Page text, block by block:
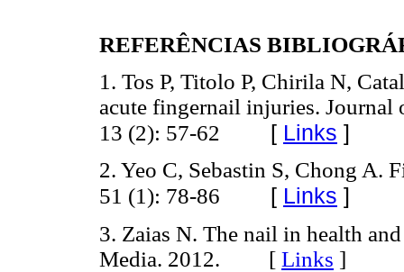
REFERÊNCIAS
1. Tos P, Titolo P, Chirila N,
acute fingernail injuries. Journal
13 (2): 57-62 [ Links ]
2. Yeo C, Sebastin S, Chong A.
51 (1): 78-86 [ Links ]
3. Zaias N. The nail in health
Media. 2012. [ Links ]